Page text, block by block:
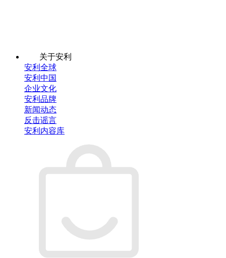
关于安利
安利全球
安利中国
企业文化
安利品牌
新闻动态
反击谣言
安利内容库